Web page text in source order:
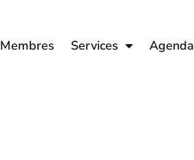
Membres Services Agenda